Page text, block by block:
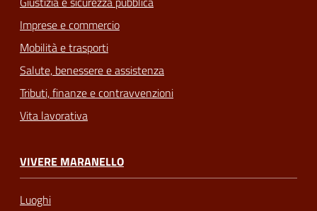
Imprese e commercio
Mobilità e trasporti
Salute, benessere e assistenza
Tributi, finanze e contravvenzioni
Vita lavorativa
VIVERE MARANELLO
Luoghi